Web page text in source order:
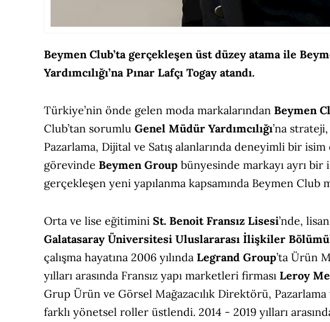
Beymen Club’ta gerçekleşen üst düzey atama ile
Yardımcılığı’na Pınar Lafçı Togay atandı.
Türkiye’nin önde gelen moda markalarından Beymen
Club’tan sorumlu Genel Müdür Yardımcılığı’na
Pazarlama, Dijital ve Satış alanlarında deneyimli bir isim
görevinde Beymen Group bünyesinde markayı ayrı
gerçekleşen yeni yapılanma kapsamında Beymen
Orta ve lise eğitimini St. Benoit Fransız Lisesi’nde,
Galatasaray Üniversitesi Uluslararası İlişkiler Bölümü
çalışma hayatına 2006 yılında Legrand Group’ta Ürün
yılları arasında Fransız yapı marketleri firması Leroy
Grup Ürün ve Görsel Mağazacılık Direktörü,
farklı yönetsel roller üstlendi. 2014 - 2019 yılları